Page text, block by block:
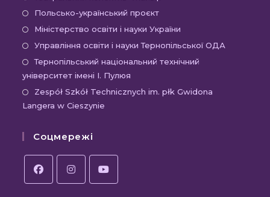
вкладці
вкладці
новій
вкладці
Польсько-український проєктВідкриється
в
новій
вкладці
Міністерство освіти і науки України
в
новій
Управління освіти і науки Тернопільської ОДА
Тернопільський національний технічний
університет імені І. Пулюя
Zespół Szkół Technicznych im. płk Gwidona
Langera w Cieszynie
Соцмережі